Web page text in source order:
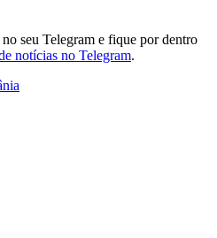
seu Telegram e fique por dentro
notícias no Telegram.